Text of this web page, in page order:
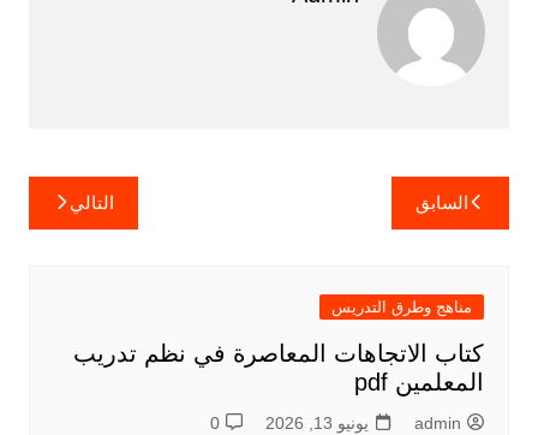
تصفّح
المقالات
السابق التالي
مناهج وطرق التدريس
كتاب الاتجاهات المعاصرة في نظم تدريب
المعلمين pdf
admin يونيو 13, 2026 0